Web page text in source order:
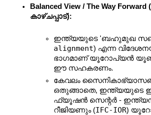
Balanced View / The Way
കാഴ്ചപ്പാട്):
ഇന്ത്യയുടെ 'ബഹുമുഖ
alignment) എന്ന
ഭാഗമാണ് യൂറോപ്യൻ
ഈ സഹകരണം.
കേവലം
ഒതുങ്ങാതെ, ഇന്ത്യയുടെ
ഫ്യൂഷൻ സെന്റർ -
റീജിയണും (IFC-IOR)